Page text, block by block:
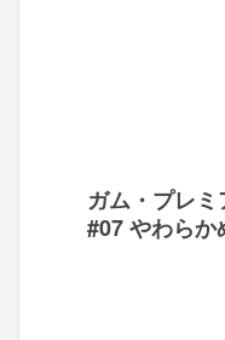
ガム・プレ
#07 やわらか